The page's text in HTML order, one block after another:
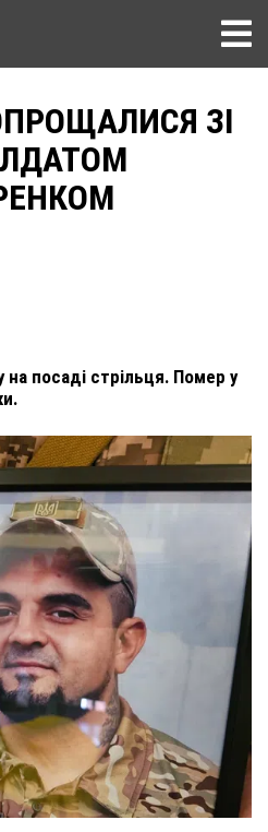
ЗІ
посаді стрільця. Помер у